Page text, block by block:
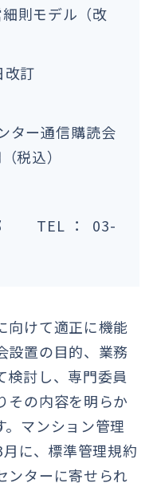
則モデル（改
訂
ター通信購読会
税込）
TEL ： 03-
向けて適正に機能
設置の目的、業務
検討し、専門委員
その内容を明らか
。マンション管理
に、標準管理規約
ンターに寄せられ